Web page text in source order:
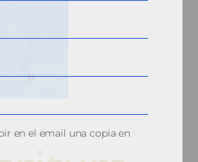
en el email una copia en